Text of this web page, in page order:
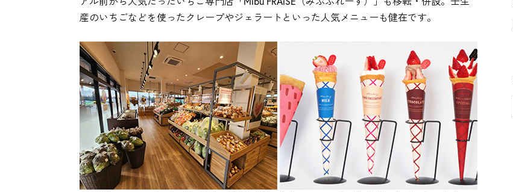
産のいちごなどを使ったクレープやジェラートといった人気メニューも健在です。